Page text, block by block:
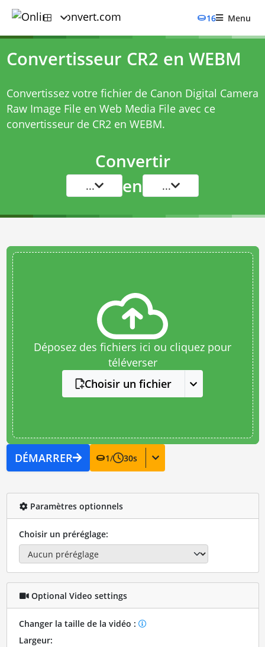
16 Menu
Convertisseur CR2 en WEBM
Convertissez votre fichier de Canon Digital Camera
Raw Image File en Web Media File avec ce
convertisseur de CR2 en WEBM.
Convertir
... en ...
Déposez des fichiers ici ou cliquez pour
téléverser
Choisir un fichier
DÉMARRER 1/ 30s
Paramètres optionnels
Choisir un préréglage:
Optional Video settings
Changer la taille de la vidéo :
Largeur: